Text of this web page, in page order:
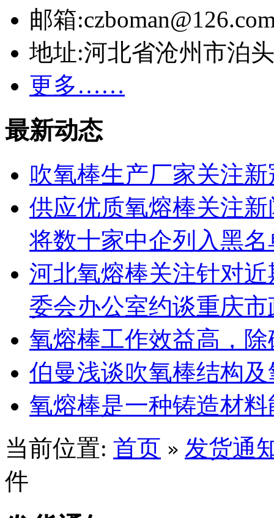
邮箱
地址:河北省沧州市泊
更多……
最新动态
吹氧棒生产厂家关注
供应优质氧熔棒关注
将数十家中企列入黑
河北氧熔棒关注针对
委会办公室约谈重庆市
氧熔棒工作效益高，
伯曼浅谈吹氧棒结构
氧熔棒是一种铸造材
当前位置: 首页 » 发货通
件